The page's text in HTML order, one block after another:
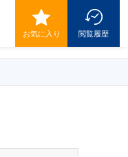
お気に入り 閲覧履歴